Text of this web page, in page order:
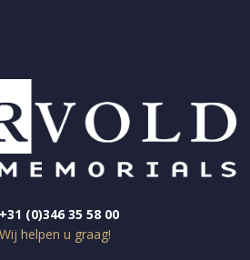
+31 (0)346 35 58 00
Wij helpen u graag!